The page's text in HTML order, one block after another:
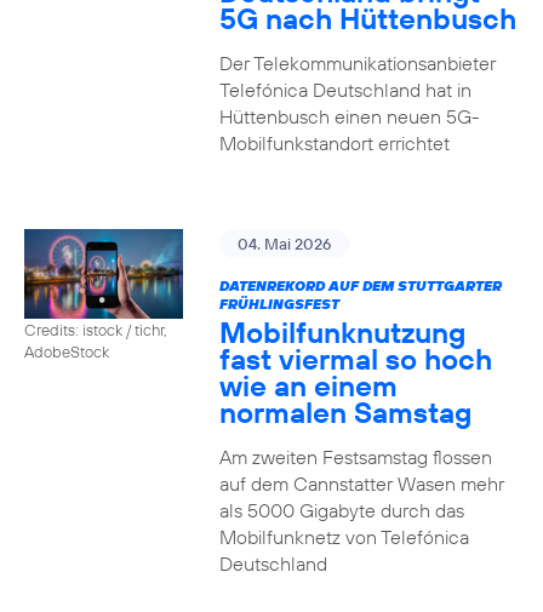
5G nach Hüttenbusch
Der Telekommunikationsanbieter
Telefónica Deutschland hat in
Hüttenbusch einen neuen 5G-
Mobilfunkstandort errichtet
Credits: istock / tichr,
AdobeStock
04. Mai 2026
DATENREKORD AUF DEM STUTTGARTER
FRÜHLINGSFEST
Mobilfunknutzung
fast viermal so hoch
wie an einem
normalen Samstag
Am zweiten Festsamstag flossen
auf dem Cannstatter Wasen mehr
als 5000 Gigabyte durch das
Mobilfunknetz von Telefónica
Deutschland